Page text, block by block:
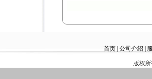
首页| 公司介绍
版权